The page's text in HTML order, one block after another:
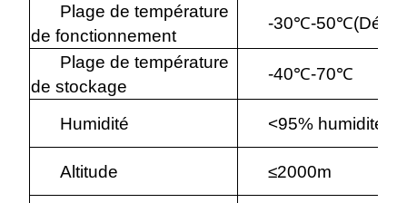
Plage de température
de fonctionnement
-30℃-50℃
Plage de température
de stockage
-40℃-70℃
Humidité <95% humidité
Altitude ≤2000m